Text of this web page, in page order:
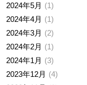
2024年5月
1
2024年4月
1
2024年3月
2
2024年2月
1
2024年1月
3
2023年12月
4